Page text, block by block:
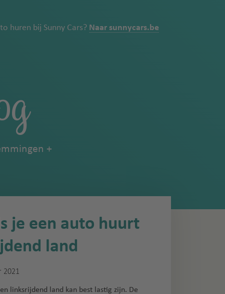
huren bij Sunny Cars? Naar sunnycars.be
je een auto huurt
land
2021
linksrijdend land kan best lastig zijn. De